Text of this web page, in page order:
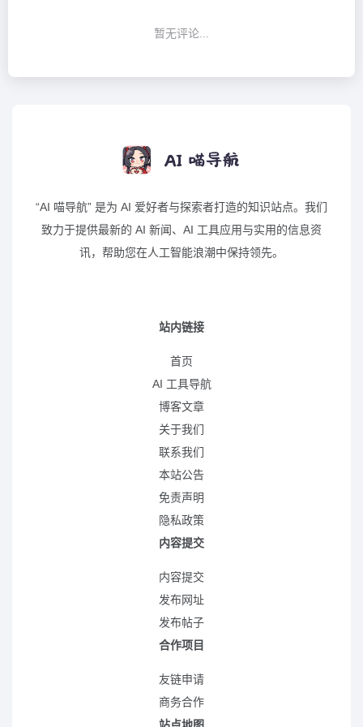
暂无评论...
“AI 喵导航” 是为 AI 爱好者与探索者打造的知识站点。我们
致力于提供最新的 AI 新闻、AI 工具应用与实用的信息资
讯，帮助您在人工智能浪潮中保持领先。
站内链接
首页
AI 工具导航
博客文章
关于我们
联系我们
本站公告
免责声明
隐私政策
内容提交
内容提交
发布网址
发布帖子
合作项目
友链申请
商务合作
站点地图